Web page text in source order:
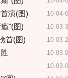
10-04-
演(图)
10-03-
"(图)
10-03-
首(图)
10-03-
10-03-